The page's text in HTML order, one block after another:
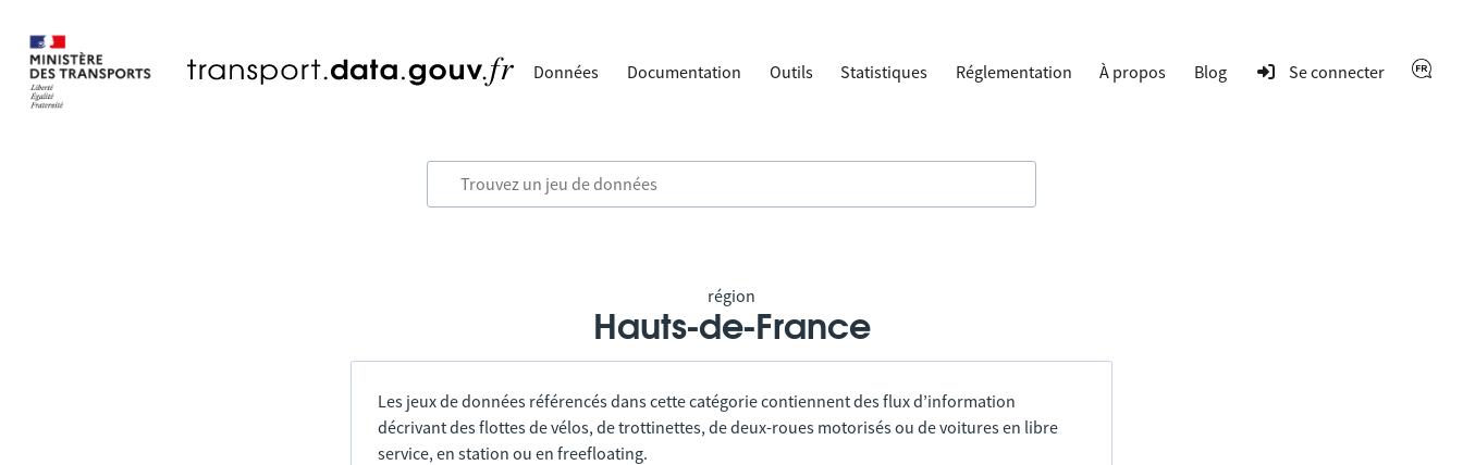
Données Documentation Outils Statistiques Réglementation À propos Blog Se connecter
région
Hauts-de-France
Les jeux de données référencés dans cette catégorie contiennent des flux d’information
décrivant des flottes de vélos, de trottinettes, de deux-roues motorisés ou de voitures en libre
service, en station ou en freefloating.